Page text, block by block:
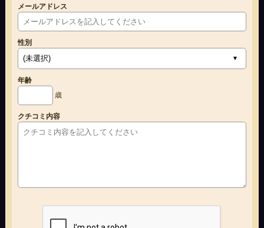
メールアドレス
性別
年齢
歳
クチコミ内容